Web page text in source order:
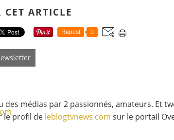
CET ARTICLE
Repost 0
des médias par 2 passionnés, amateurs. Et
le profil de leblogtvnews.com sur le portail